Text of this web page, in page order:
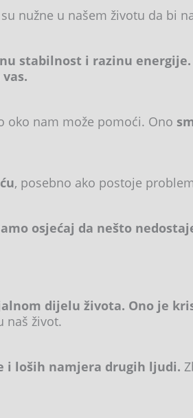
nužne u našem životu da bi
stabilnost i razinu energije.
oko nam može pomoći. Ono
, posebno ako postoje
osjećaj da nešto
dijelu života. Ono je
naš život.
i loših namjera drugih ljudi.